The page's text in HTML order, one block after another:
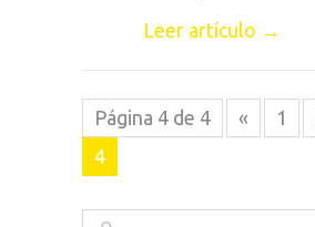
Leer artículo →
Página 4 de 4 « 1
4